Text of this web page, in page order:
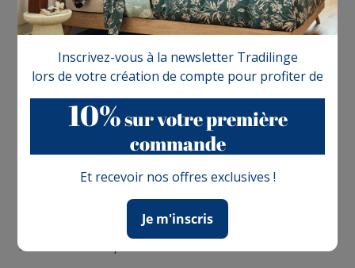
En choisissant la fabrication française, vous réduisez votre
empreinte carbone, car vos achats ne traversent pas le
Les distances de transport sont bien moindres
comparées à un produit venant d’Asie.
De plus, notre production respecte l’environnement.Nos
usines partenaires sont équipées de systèmes
d’assainissement et contrôlées régulièrement pour garantir
qu’aucune eau usée n’est rejetée dans la nature.
françaises, garantissant l’absence de substances nocives.
Vous et votre famille ne courrez aucun risque suite à
l’utilisation de
Inscrivez-vous à la newsletter Tradilinge
lors de votre création de compte pour profiter de
10%sur votre première
commande
Et recevoir nos offres exclusives !
Je m'inscris